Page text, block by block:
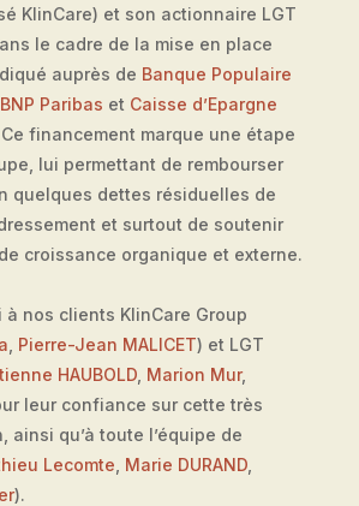
KlinCare) et son actionnaire LGT
le cadre de la mise en place
auprès de Banque Populaire
BNP Paribas et Caisse d’Epargne
Ce financement marque une étape
lui permettant de rembourser
quelques dettes résiduelles de
et surtout de soutenir
croissance organique et externe.
à nos clients KlinCare Group
Pierre-Jean MALICET) et LGT
HAUBOLD, Marion Mur,
leur confiance sur cette très
ainsi qu’à toute l’équipe de
Lecomte Marie DURAND,
).